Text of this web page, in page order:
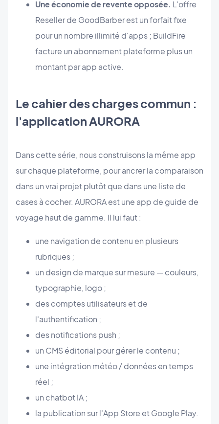
Une économie de revente opposée. L'offre
Reseller de GoodBarber est un forfait fixe
pour un nombre illimité d'apps ; BuildFire
facture un abonnement plateforme plus un
montant par app active.
Le cahier des charges commun :
l'application AURORA
Dans cette série, nous construisons la même app
sur chaque plateforme, pour ancrer la comparaison
dans un vrai projet plutôt que dans une liste de
cases à cocher. AURORA est une app de guide de
voyage haut de gamme. Il lui faut :
une navigation de contenu en plusieurs
rubriques ;
un design de marque sur mesure — couleurs,
typographie, logo ;
des comptes utilisateurs et de
l'authentification ;
des notifications push ;
un CMS éditorial pour gérer le contenu ;
une intégration météo / données en temps
réel ;
un chatbot IA ;
la publication sur l'App Store et Google Play.